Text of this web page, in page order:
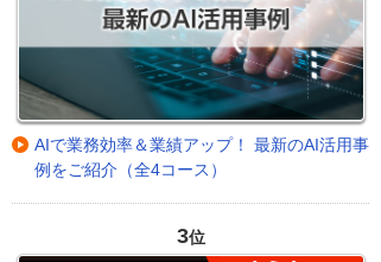
AIで業務効率＆業績アップ！ 最新のAI活用事
例をご紹介（全4コース）
3位